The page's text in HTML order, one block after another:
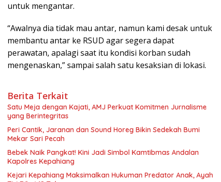
untuk mengantar.
“Awalnya dia tidak mau antar, namun kami desak untuk
membantu antar ke RSUD agar segera dapat
perawatan, apalagi saat itu kondisi korban sudah
mengenaskan,” sampai salah satu kesaksian di lokasi.
Berita Terkait
Satu Meja dengan Kajati, AMJ Perkuat Komitmen Jurnalisme
yang Berintegritas
Peri Cantik, Jaranan dan Sound Horeg Bikin Sedekah Bumi
Mekar Sari Pecah
Bebek Naik Pangkat! Kini Jadi Simbol Kamtibmas Andalan
Kapolres Kepahiang
Kejari Kepahiang Maksimalkan Hukuman Predator Anak, Ayah